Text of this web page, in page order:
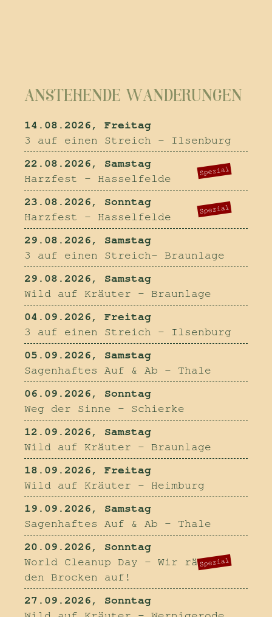
ANSTEHENDE WANDERUNGEN
14.08.2026, Freitag
3 auf einen Streich - Ilsenburg
22.08.2026, Samstag
Harzfest - Hasselfelde
Spezial
23.08.2026, Sonntag
Harzfest - Hasselfelde
Spezial
29.08.2026, Samstag
3 auf einen Streich- Braunlage
29.08.2026, Samstag
Wild auf Kräuter - Braunlage
04.09.2026, Freitag
3 auf einen Streich - Ilsenburg
05.09.2026, Samstag
Sagenhaftes Auf & Ab - Thale
06.09.2026, Sonntag
Weg der Sinne - Schierke
12.09.2026, Samstag
Wild auf Kräuter - Braunlage
18.09.2026, Freitag
Wild auf Kräuter - Heimburg
19.09.2026, Samstag
Sagenhaftes Auf & Ab - Thale
20.09.2026, Sonntag
World Cleanup Day - Wir räumen
den Brocken auf!
Spezial
27.09.2026, Sonntag